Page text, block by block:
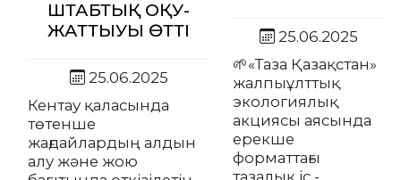
ШТАБТЫҚ ОҚУ-
ЖАТТЫҒУЫ ӨТТІ
25.06.2025
Кентау қаласында
төтенше
жағдайлардың алдын
алу және жою
25.06.2025
🌱«Таза Қазақстан»
жалпыұлттық
экологиялық
акциясы аясында
ерекше
форматтағы